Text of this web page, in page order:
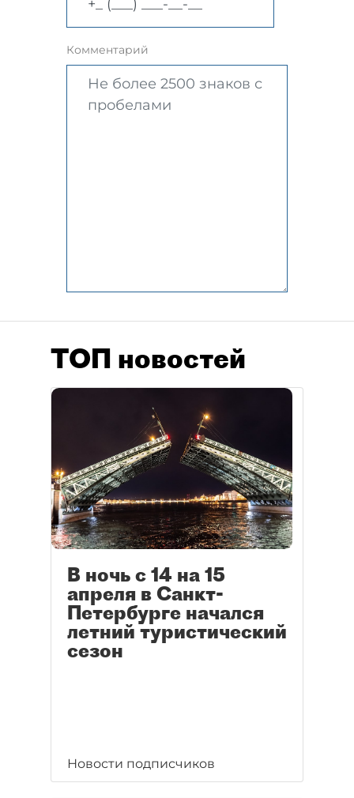
Комментарий
ТОП новостей
В ночь с 14 на 15
апреля в Санкт-
Петербурге начался
летний туристический
сезон
Новости подписчиков